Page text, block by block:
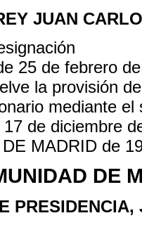
JUAN
25 de febrero
la provisión
mediante
17 de diciembre
MADRID de
DE